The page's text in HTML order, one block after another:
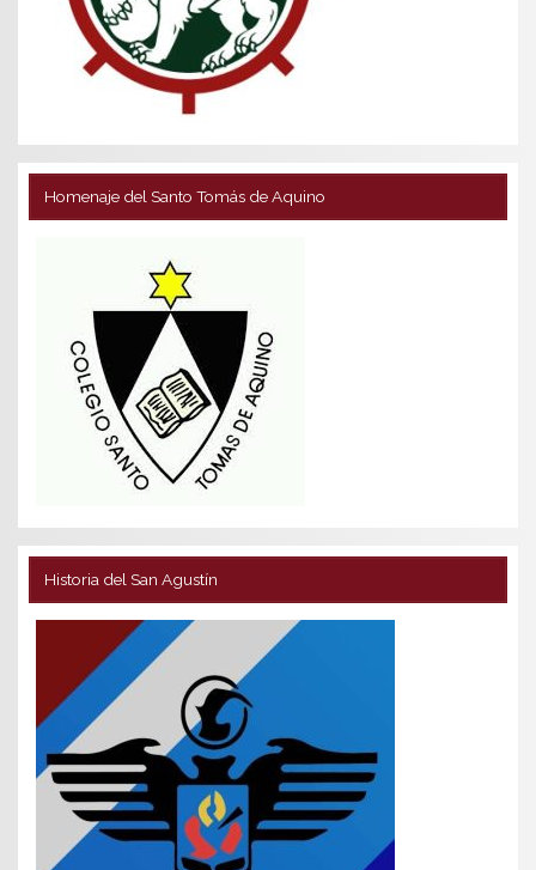
Homenaje del Santo Tomás de Aquino
Historia del San Agustín